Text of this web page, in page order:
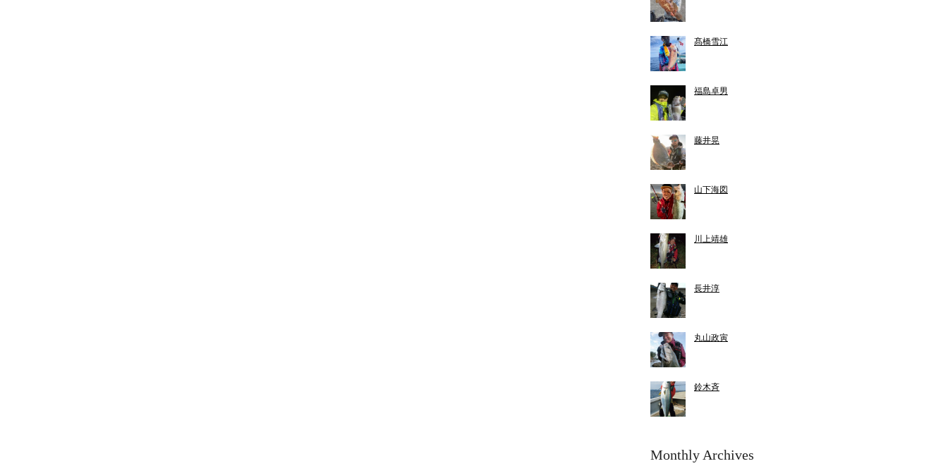
髙橋雪江
福島卓男
藤井晃
山下海図
川上靖雄
長井淳
丸山政寅
鈴木斉
Monthly Archives